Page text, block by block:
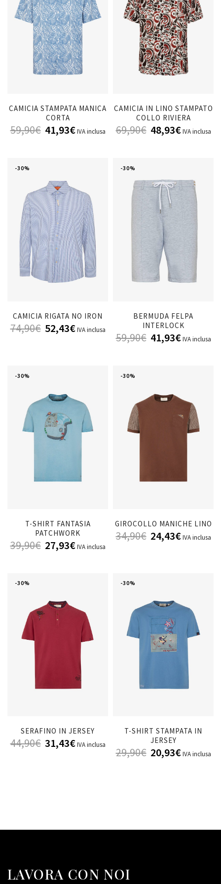
CAMICIA STAMPATA MANICA
CORTA
59,90€ 41,93€ IVA inclusa
CAMICIA IN LINO STAMPATO
COLLO RIVIERA
69,90€ 48,93€ IVA inclusa
-30%
CAMICIA RIGATA NO IRON
74,90€ 52,43€ IVA inclusa
-30%
BERMUDA FELPA
INTERLOCK
59,90€ 41,93€ IVA inclusa
-30%
T-SHIRT FANTASIA
PATCHWORK
39,90€ 27,93€ IVA inclusa
-30%
GIROCOLLO MANICHE LINO
34,90€ 24,43€ IVA inclusa
-30%
SERAFINO IN JERSEY
44,90€ 31,43€ IVA inclusa
-30%
T-SHIRT STAMPATA IN
JERSEY
29,90€ 20,93€ IVA inclusa
LAVORA CON NOI